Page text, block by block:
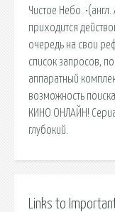
Чистое Небо.
приходится
очередь на свои
список запросов,
аппаратный
возможность
КИНО ОНЛАЙН!
глубокий.
Links to